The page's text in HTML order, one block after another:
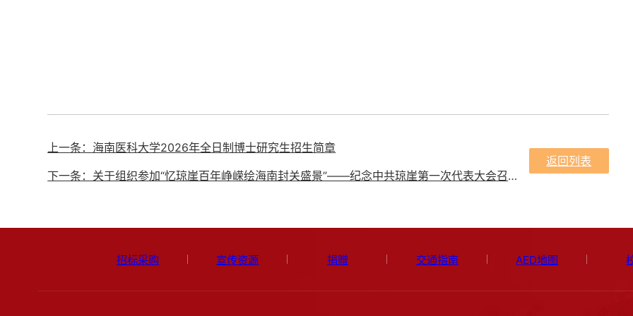
返回列表
上一条：海南医科大学2026年全日制博士研究生招生简章
下一条：关于组织参加“忆琼崖百年峥嵘绘海南封关盛景”——纪念中共琼崖第一次代表大会召开100周年暨庆祝海南自贸港封关 启航美术作品创作活动的通知
招标采购 宣传资源 捐赠 交通指南 AED地图